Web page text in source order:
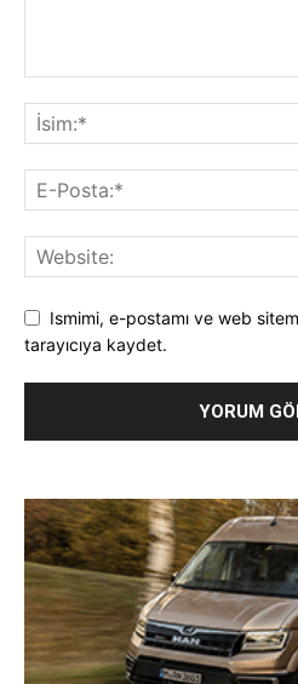
Ismimi, e-postamı ve web
tarayıcıya kaydet.